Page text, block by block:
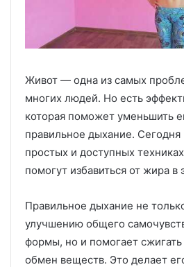
Живот — одна из самых
многих людей. Но есть
которая поможет уменьшить
правильное дыхание.
простых и доступных
помогут избавиться от жира в
Правильное дыхание не
улучшению общего
формы, но и помогает сжигать
обмен веществ. Это делает